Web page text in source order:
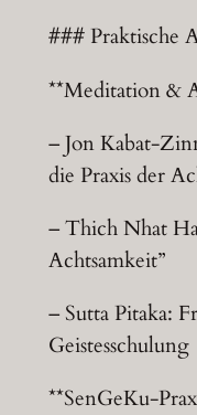
### Praktische
**Meditation &
– Jon Kabat-
die Praxis der
– Thich Nhat
Achtsamkeit”
– Sutta Pitaka:
Geistesschulung
**SenGeKu-